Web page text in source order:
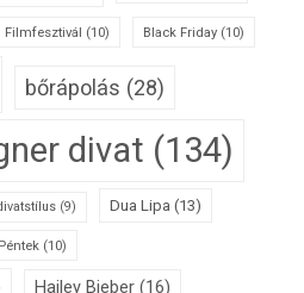
Filmfesztivál (10) Black Friday (10)
bőrápolás (28)
divat (134)
(9) Dua Lipa (13)
(10)
Hailey Bieber (16)